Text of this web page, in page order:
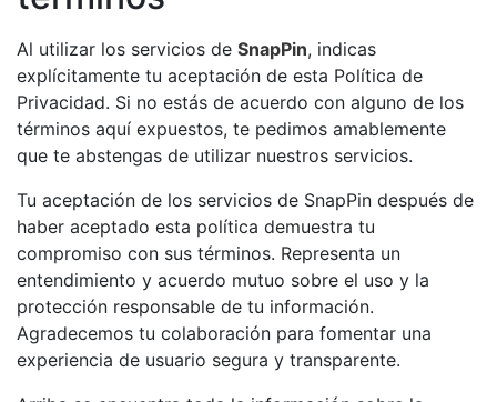
Al utilizar los servicios de SnapPin, indicas
explícitamente tu aceptación de esta Política de
Privacidad. Si no estás de acuerdo con alguno de los
términos aquí expuestos, te pedimos amablemente
que te abstengas de utilizar nuestros servicios.
Tu aceptación de los servicios de SnapPin después de
haber aceptado esta política demuestra tu
compromiso con sus términos. Representa un
entendimiento y acuerdo mutuo sobre el uso y la
protección responsable de tu información.
Agradecemos tu colaboración para fomentar una
experiencia de usuario segura y transparente.